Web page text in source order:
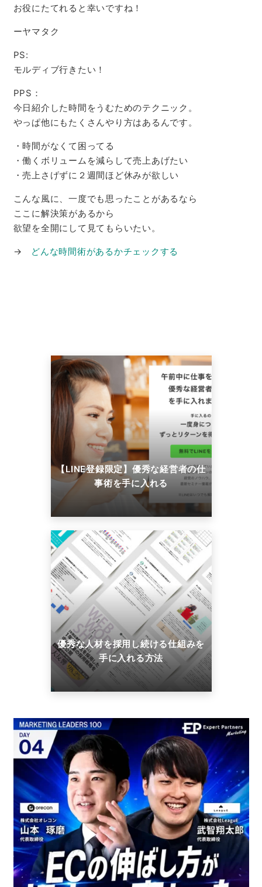
お役にたてれると幸いですね！
ーヤマタク
PS:
モルディブ行きたい！
PPS：
今日紹介した時間をうむためのテクニック。
やっぱ他にもたくさんやり方はあるんです。
・時間がなくて困ってる
・働くボリュームを減らして売上あげたい
・売上さげずに２週間ほど休みが欲しい
こんな風に、一度でも思ったことがあるなら
ここに解決策があるから
欲望を全開にして見てもらいたい。
→ どんな時間術があるかチェックする
【LINE登録限定】優秀な経営者の仕
事術を手に入れる
優秀な人材を採用し続ける仕組みを
手に入れる方法